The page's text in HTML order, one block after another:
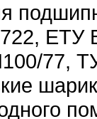
ЕТУ
77,